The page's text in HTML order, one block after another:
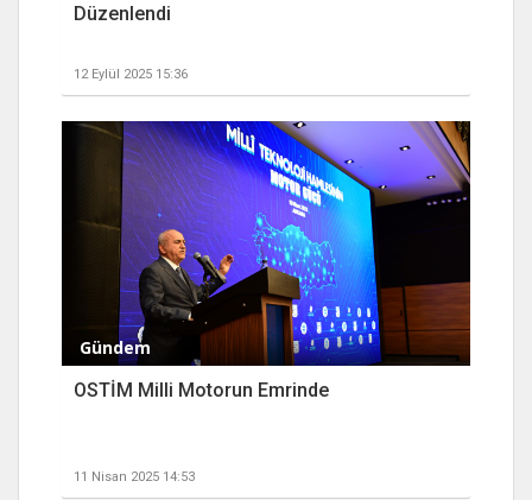
Düzenlendi
12 Eylül 2025 15:36
Gündem
OSTİM Milli Motorun Emrinde
11 Nisan 2025 14:53